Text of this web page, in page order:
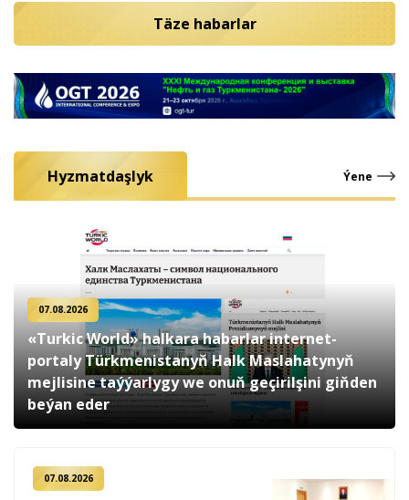
Täze habarlar
Hyzmatdaşlyk Ýene
07.08.2026
«Turkic World» halkara habarlar internet-
portaly Türkmenistanyň Halk Maslahatynyň
mejlisine taýýarlygy we onuň geçirilşini giňden
beýan eder
07.08.2026